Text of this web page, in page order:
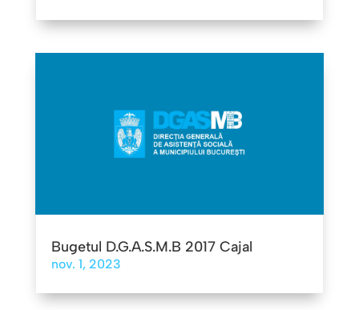
Bugetul D.G.A.S.M.B 2017 Cajal
nov. 1, 2023